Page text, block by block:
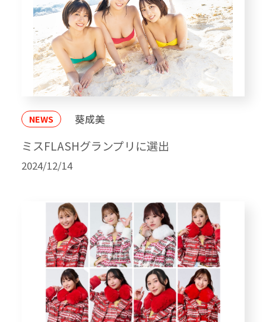
NEWS 葵成美
ミスFLASHグランプリに選出
2024/12/14